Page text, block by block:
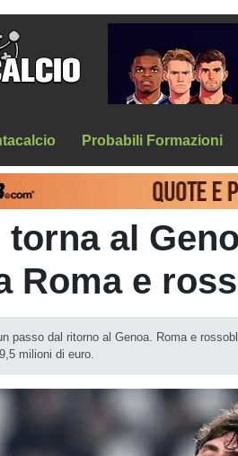
Probabili Formazioni
torna al
Roma e
passo dal ritorno al Genoa. Roma e
milioni di euro.